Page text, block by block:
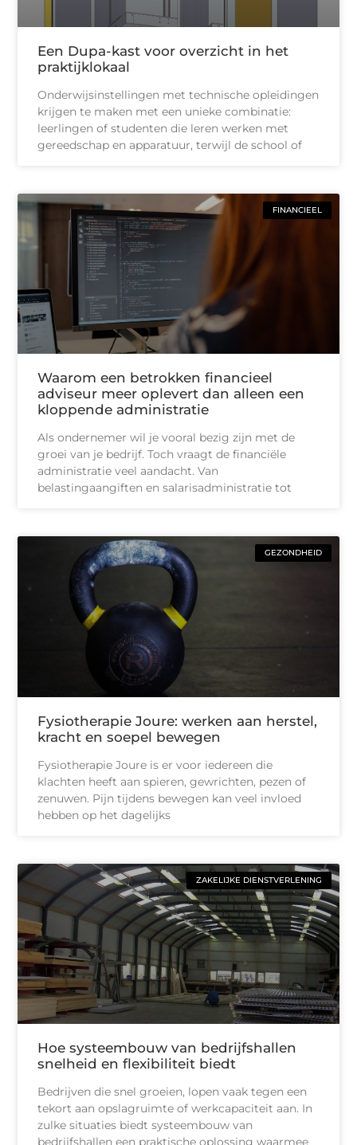
Een Dupa-kast voor overzicht in het
praktijklokaal
Onderwijsinstellingen met technische opleidingen
krijgen te maken met een unieke combinatie:
leerlingen of studenten die leren werken met
gereedschap en apparatuur, terwijl de school of
FINANCIEEL
Waarom een betrokken financieel
adviseur meer oplevert dan alleen een
kloppende administratie
Als ondernemer wil je vooral bezig zijn met de
groei van je bedrijf. Toch vraagt de financiële
administratie veel aandacht. Van
belastingaangiften en salarisadministratie tot
GEZONDHEID
Fysiotherapie Joure: werken aan herstel,
kracht en soepel bewegen
Fysiotherapie Joure is er voor iedereen die
klachten heeft aan spieren, gewrichten, pezen of
zenuwen. Pijn tijdens bewegen kan veel invloed
hebben op het dagelijks
ZAKELIJKE DIENSTVERLENING
Hoe systeembouw van bedrijfshallen
snelheid en flexibiliteit biedt
Bedrijven die snel groeien, lopen vaak tegen een
tekort aan opslagruimte of werkcapaciteit aan. In
zulke situaties biedt systeembouw van
bedrijfshallen een praktische oplossing waarmee